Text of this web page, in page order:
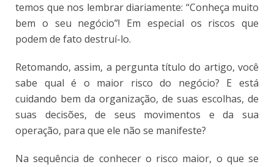
temos que nos lembrar diariamente: “Conheça muito
bem o seu negócio”! Em especial os riscos que
podem de fato destruí-lo.
Retomando, assim, a pergunta título do artigo, você
sabe qual é o maior risco do negócio? E está
cuidando bem da organização, de suas escolhas, de
suas decisões, de seus movimentos e da sua
operação, para que ele não se manifeste?
Na sequência de conhecer o risco maior, o que se